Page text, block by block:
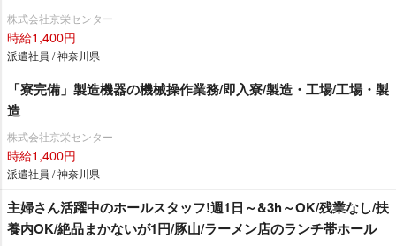
株式会社京栄センター
時給1,400円
派遣社員 / 神奈川県
「寮完備」製造機器の機械操作業務/即入寮/製造・工場/工場・製
造
株式会社京栄センター
時給1,400円
派遣社員 / 神奈川県
主婦さん活躍中のホールスタッフ!週1日～&3h～OK/残業なし/扶
養内OK/絶品まかないが1円/豚山/ラーメン店のランチ帯ホール